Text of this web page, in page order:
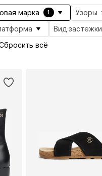
марка 1 Узоры
Вид застежки
всё